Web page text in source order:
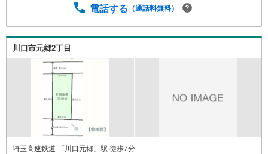
電話する （通話料無料）
川口市元郷2丁目
埼玉高速鉄道 「川口元郷」駅 徒歩7分